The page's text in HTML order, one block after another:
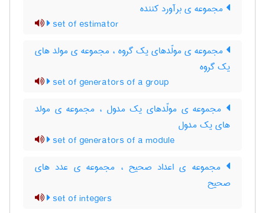
مجموعه ی برآورد کننده
set of estimator
مجموعه ی مولّدهای یک گروه ، مجموعه ی مولد های
یک گروه
set of generators of a group
مجموعه ی مولّدهای یک مدول ، مجموعه ی مولد
های یک مدول
set of generators of a module
مجموعه ی اعداد صحیح ، مجموعه ی عدد های
صحیح
set of integers